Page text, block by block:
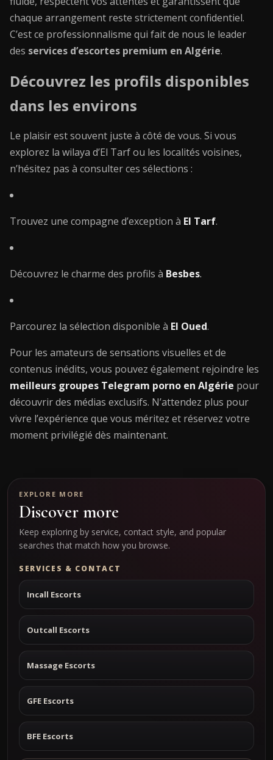
chaque arrangement reste strictement confidentiel.
C’est ce professionnalisme qui fait de nous le leader
des services d’escortes premium en Algérie.
Découvrez les profils disponibles
dans les environs
Le plaisir est souvent juste à côté de vous. Si vous
explorez la wilaya d’El Tarf ou les localités voisines,
n’hésitez pas à consulter ces sélections :
Trouvez une compagne d’exception à El Tarf.
Découvrez le charme des profils à Besbes.
Parcourez la sélection disponible à El Oued.
Pour les amateurs de sensations visuelles et de
contenus inédits, vous pouvez également rejoindre les
meilleurs groupes Telegram porno en Algérie pour
découvrir des médias exclusifs. N’attendez plus pour
vivre l’expérience que vous méritez et réservez votre
moment privilégié dès maintenant.
EXPLORE MORE
Discover more
Keep exploring by service, contact style, and popular
searches that match how you browse.
SERVICES & CONTACT
Incall Escorts
Outcall Escorts
Massage Escorts
GFE Escorts
BFE Escorts